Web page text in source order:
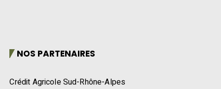
NOS PARTENAIRES
Crédit Agricole Sud-Rhône-Alpes